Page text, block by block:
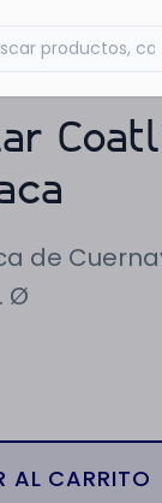
de
Ø
AL CARRITO